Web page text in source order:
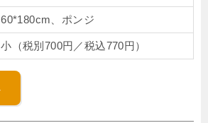
60*180cm、ポンジ
小（税別700円／税込770円）